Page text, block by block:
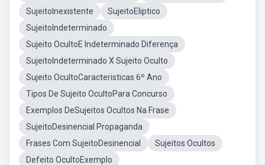
SujeitoInexistente
SujeitoEliptico
SujeitoIndeterminado
Sujeito OcultoE Indeterminado Diferença
SujeitoIndeterminado X Sujeito Oculto
Sujeito OcultoCaracteristicas 6º Ano
Tipos De Sujeito OcultoPara Concurso
Exemplos DeSujeitos Ocultos Na Frase
SujeitoDesinencial Propaganda
Frases Com SujeitoDesinencial
Sujeitos Ocultos
Defeito OcultoExemplo